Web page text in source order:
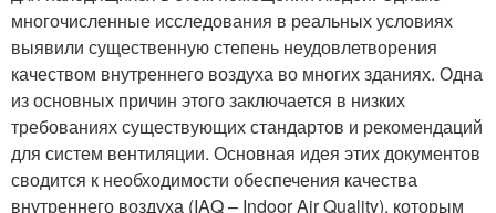
многочисленные исследования в реальных условиях
выявили существенную степень неудовлетворения
качеством внутреннего воздуха во многих зданиях. Одна
из основных причин этого заключается в низких
требованиях существующих стандартов и рекомендаций
для систем вентиляции. Основная идея этих документов
сводится к необходимости обеспечения качества
внутреннего воздуха (IAQ – Indoor Air Quality), которым